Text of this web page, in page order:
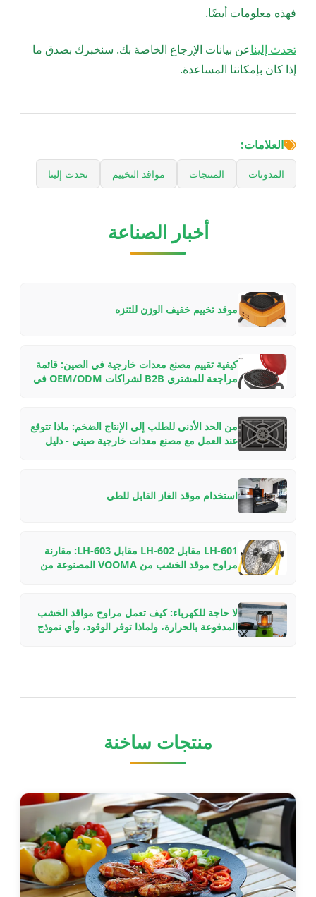
فهذه معلومات أيضًا.
تحدث إليناعن بيانات الإرجاع الخاصة بك. سنخبرك بصدق ما
إذا كان بإمكاننا المساعدة.
العلامات:
المدونات المنتجات مواقد التخييم تحدث إلينا
أخبار الصناعة
موقد تخييم خفيف الوزن للتنزه
كيفية تقييم مصنع معدات خارجية في الصين: قائمة
مراجعة للمشتري B2B لشراكات OEM/ODM في
من الحد الأدنى للطلب إلى الإنتاج الضخم: ماذا تتوقع
عند العمل مع مصنع معدات خارجية صيني - دليل
استخدام موقد الغاز القابل للطي
LH-601 مقابل LH-602 مقابل LH-603: مقارنة
مراوح موقد الخشب من VOOMA المصنوعة من
لا حاجة للكهرباء: كيف تعمل مراوح مواقد الخشب
المدفوعة بالحرارة، ولماذا توفر الوقود، وأي نموذج
منتجات ساخنة